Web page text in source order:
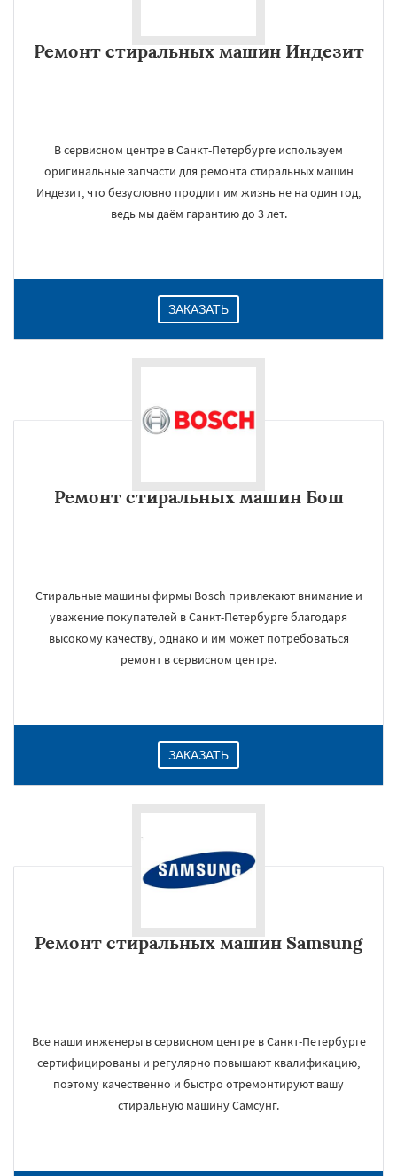
Ремонт стиральных машин Индезит
В сервисном центре в Санкт-Петербурге используем
оригинальные запчасти для ремонта стиральных машин
Индезит, что безусловно продлит им жизнь не на один год,
ведь мы даём гарантию до 3 лет.
ЗАКАЗАТЬ
Ремонт стиральных машин Бош
Стиральные машины фирмы Bosch привлекают внимание и
уважение покупателей в Санкт-Петербурге благодаря
высокому качеству, однако и им может потребоваться
ремонт в сервисном центре.
ЗАКАЗАТЬ
Ремонт стиральных машин Samsung
Все наши инженеры в сервисном центре в Санкт-Петербурге
сертифицированы и регулярно повышают квалификацию,
поэтому качественно и быстро отремонтируют вашу
стиральную машину Самсунг.